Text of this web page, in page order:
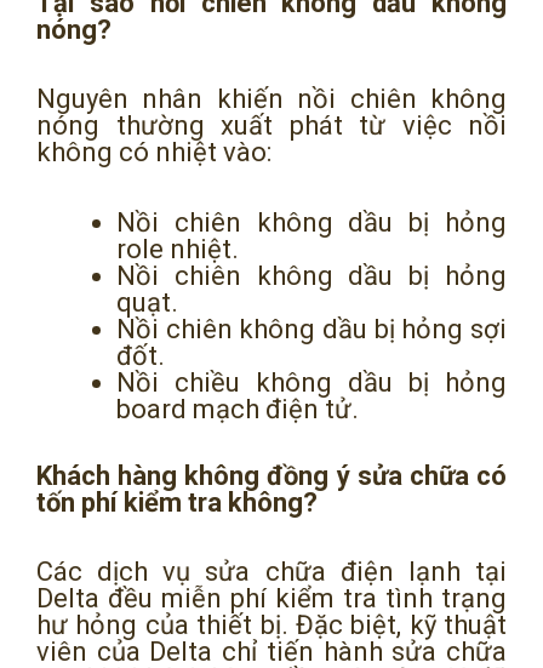
nóng?
Nguyên nhân khiến nồi chiên không
nóng thường xuất phát từ việc nồi
không có nhiệt vào:
Nồi chiên không dầu bị hỏng
role nhiệt.
Nồi chiên không dầu bị hỏng
quạt.
Nồi chiên không dầu bị hỏng sợi
đốt.
Nồi chiều không dầu bị hỏng
board mạch điện tử.
Khách hàng không đồng ý sửa chữa có
tốn phí kiểm tra không?
Các dịch vụ sửa chữa điện lạnh tại
Delta đều miễn phí kiểm tra tình trạng
hư hỏng của thiết bị. Đặc biệt, kỹ thuật
viên của Delta chỉ tiến hành sửa chữa